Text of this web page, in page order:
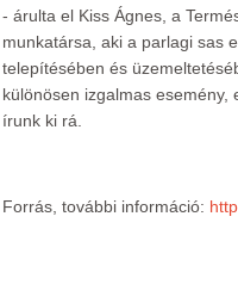
- árulta el Kiss Ágnes, a
munkatársa, aki a parlagi sas
telepítésében és
különösen izgalmas
írunk ki rá.
Forrás, további információ: